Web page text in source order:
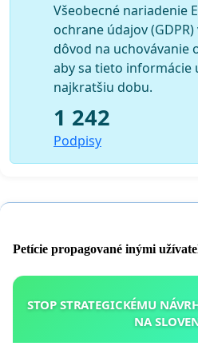
Všeobecné nariadenie
ochrane údajov
dôvod na uchovávanie
aby sa tieto informácie
najkratšiu dobu.
1 242
Podpisy
Petície propagované inými
STOP STRATEGICKÉMU
NA